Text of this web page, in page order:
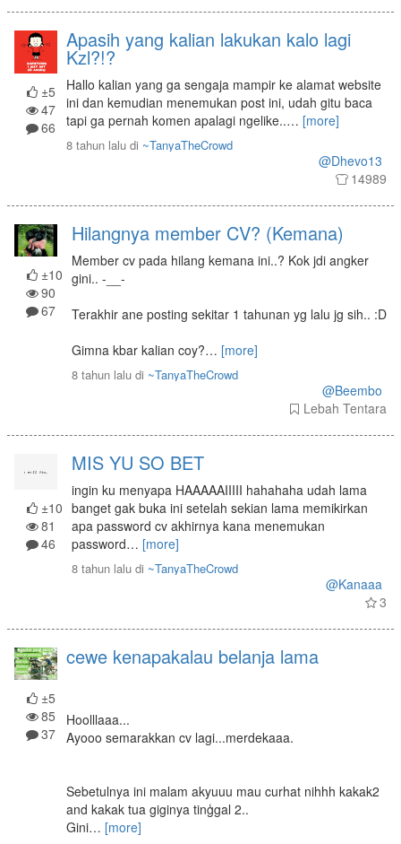
±5
47
66
Apasih yang kalian lakukan kalo lagi
Kzl?!?
Hallo kalian yang ga sengaja mampir ke alamat website
ini dan kemudian menemukan post ini, udah gitu baca
tapi ga pernah komen apalagi ngelike..… [more]
8 tahun lalu di ~TanyaTheCrowd
@Dhevo13
14989
±10
90
67
Hilangnya member CV? (Kemana)
Member cv pada hilang kemana ini..? Kok jdi angker
gini.. -__-
Terakhir ane posting sekitar 1 tahunan yg lalu jg sih.. :D
Gimna kbar kalian coy?… [more]
8 tahun laludi ~TanyaTheCrowd
@Beembo
Lebah Tentara
±10
81
46
MIS YU SO BET
ingin ku menyapa HAAAAAIIIII hahahaha udah lama
banget gak buka ini setelah sekian lama memikirkan
apa password cv akhirnya kana menemukan
password… [more]
8 tahun laludi ~TanyaTheCrowd
@Kanaaa
3
±5
85
37
cewe kenapakalau belanja lama
Hoolllaaa...
Ayooo semarakkan cv lagi...merdekaaa.
Sebetulnya ini malam akyuuu mau curhat nihhh kakak2
and kakak tua giginya tinģgal 2..
Gini… [more]